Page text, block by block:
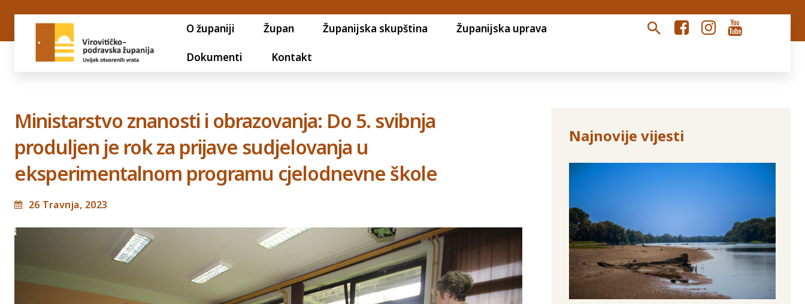
O županiji Župan Županijska skupština Županijska uprava
Dokumenti Kontakt
Ministarstvo znanosti i obrazovanja: Do 5. svibnja
produljen je rok za prijave sudjelovanja u
eksperimentalnom programu cjelodnevne škole
26 Travnja, 2023
Najnovije vijesti